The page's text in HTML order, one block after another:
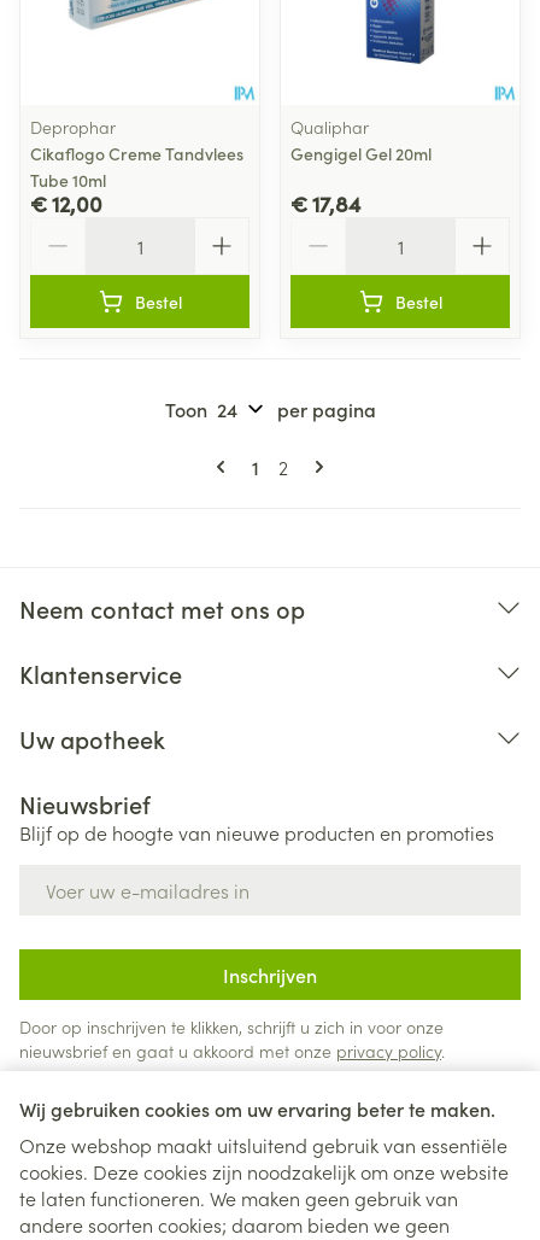
Wij gebruiken cookies om uw ervaring beter te maken.
Onze webshop maakt uitsluitend gebruik van essentiële
cookies. Deze cookies zijn noodzakelijk om onze website
te laten functioneren. We maken geen gebruik van
andere soorten cookies; daarom bieden we geen
Deprophar
Cikaflogo Creme Tandvlees
Tube 10ml
€ 12,00
Bestel
Qualiphar
Gengigel Gel 20ml
€ 17,84
Bestel
Pagina's
U lees momenteel pagina
1 Pagina
2
Toon per pagina
Neem contact met ons op
Klantenservice
Uw apotheek
Nieuwsbrief
Blijf op de hoogte van nieuwe producten en promoties
Inschrijven
Door op inschrijven te klikken, schrijft u zich in voor onze
nieuwsbrief en gaat u akkoord met onze privacy policy.